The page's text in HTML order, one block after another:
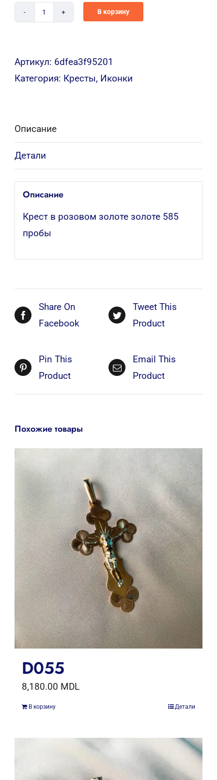
Количество
В корзину
Артикул: 6dfea3f95201
Категория: Кресты, Иконки
Описание
Детали
Описание
Крест в розовом золоте золоте 585
пробы
Share On
Facebook
Tweet This
Product
Pin This
Product
Email This
Product
Похожие товары
D055
8,180.00 MDL
В корзину Детали